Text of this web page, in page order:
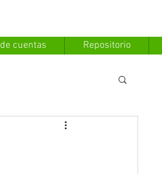
cuentas Repositorio